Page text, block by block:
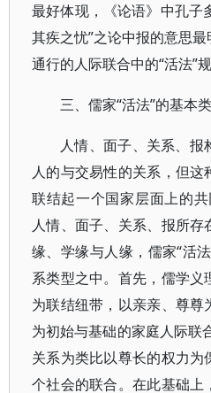
最好体现，《论语》中孔子
其疾之忧”之论中报的意思
通行的人际联合中的“活法”规
三、儒家“活法”的基本
人情、面子、关系、
人的与交易性的关系，但
联结起一个国家层面上的
人情、面子、关系、报所
缘、学缘与人缘，儒家“活
系类型之中。首先，儒学
为联结纽带，以亲亲、尊
为初始与基础的家庭人际联
关系为类比以尊长的权力
个社会的联合。在此基础